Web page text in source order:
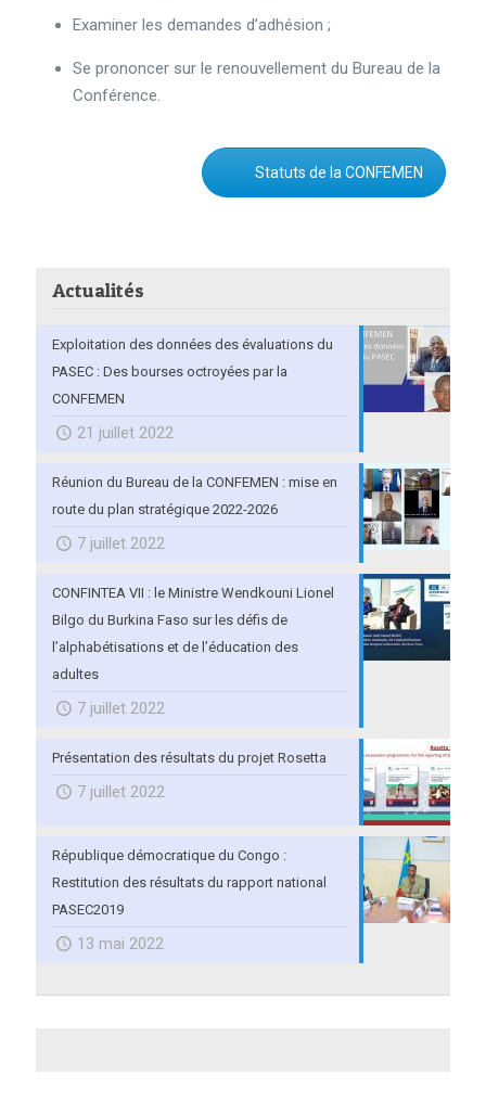
Examiner les demandes d’adhésion ;
Se prononcer sur le renouvellement du Bureau de la
Conférence.
Statuts de la CONFEMEN
Actualités
Exploitation des données des évaluations du
PASEC : Des bourses octroyées par la
CONFEMEN
21 juillet 2022
Réunion du Bureau de la CONFEMEN : mise en
route du plan stratégique 2022-2026
7 juillet 2022
CONFINTEA VII : le Ministre Wendkouni Lionel
Bilgo du Burkina Faso sur les défis de
l’alphabétisations et de l’éducation des
adultes
7 juillet 2022
Présentation des résultats du projet Rosetta
7 juillet 2022
République démocratique du Congo :
Restitution des résultats du rapport national
PASEC2019
13 mai 2022